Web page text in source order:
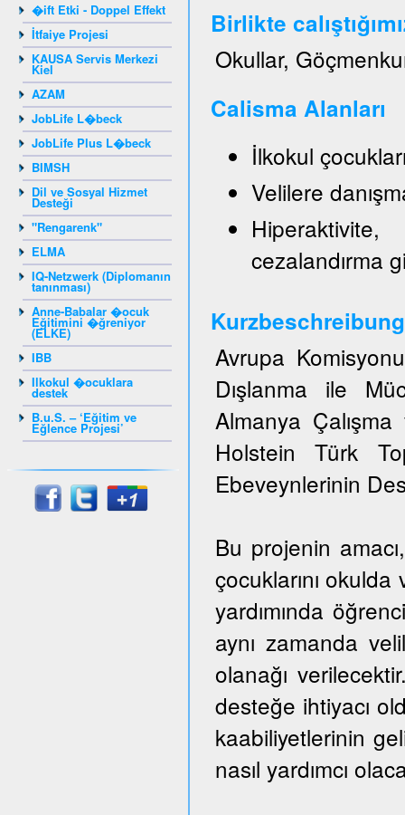
�ift Etki - Doppel Effekt
İtfaiye Projesi
KAUSA Servis Merkezi
Kiel
AZAM
JobLife L�beck
JobLife Plus L�beck
BIMSH
Dil ve Sosyal Hizmet
Desteği
"Rengarenk"
ELMA
IQ-Netzwerk (Diplomanın
tanınması)
Anne-Babalar �ocuk
Eğitimini �ğreniyor
(ELKE)
IBB
Ilkokul �ocuklara
destek
B.u.S. – ‘Eğitim ve
Eğlence Projesi’
Birlikte
Okullar,
Calisma Alanları
İlkokul
Velilere
cezalandırma
Kurzbeschreibung
Avrupa
Dışlanma ile
Almanya
Holstein Türk
Ebeveynlerinin
Bu projenin
çocuklarını
yardımında
aynı zamanda
olanağı
desteğe ihtiyacı
kaabiliyetlerinin
nasıl yardımcı